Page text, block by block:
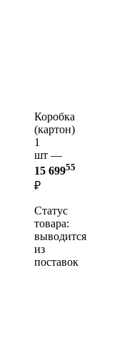
Коробка
(картон)
1
шт —
15 69955
₽
Статус
товара:
выводится
из
поставок